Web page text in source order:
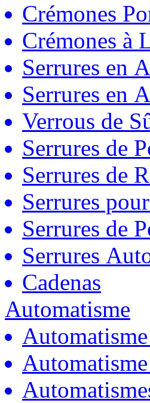
Crémones
Crémones à
Serrures en
Serrures en
Verrous de
Serrures de
Serrures de
Serrures
Serrures de
Serrures
Cadenas
Automatisme